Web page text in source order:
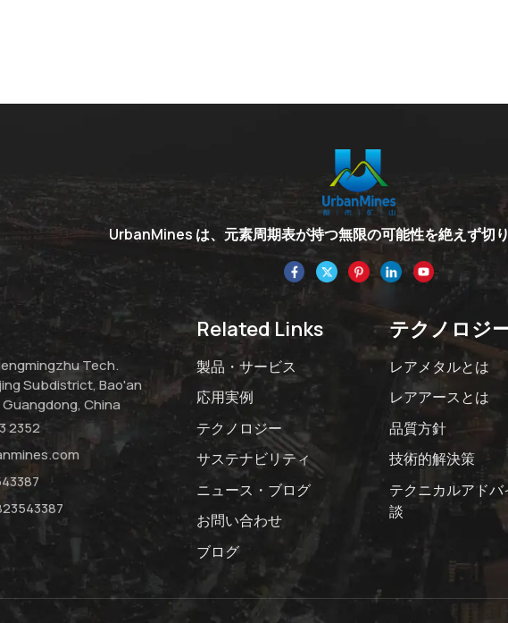
UrbanMines は、元素周期表が持つ無限の可能性を絶えず切
Tech.
Subdistrict, Bao'an
China
2352
Related Links
製品・サービス
応用実例
テクノロジー
サステナビリティ
ニュース・ブログ
お問い合わせ
ブログ
テクノロジ
レアメタルとは
レアアースとは
品質方針
技術的解決策
テクニカルアド
談